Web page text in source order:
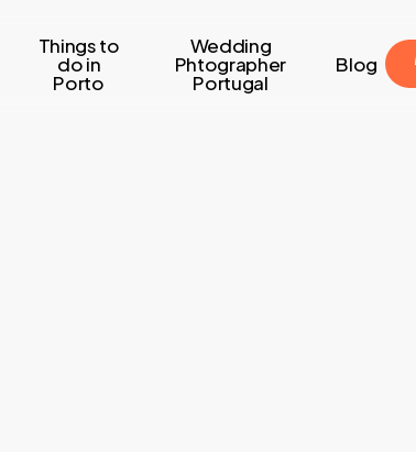
Things to
do in
Porto
Wedding
Phtographer
Portugal
Blog